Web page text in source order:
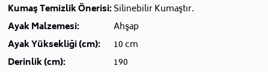
Kumaş Temizlik Önerisi:Silinebilir Kumaştır.
Ayak Malzemesi:
Ahşap
Ayak Yüksekliği (cm):
10 cm
Derinlik (cm):
190